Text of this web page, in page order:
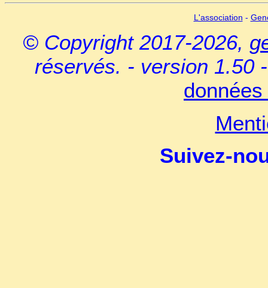
L'association -
© Copyright 2017-2026,
réservés. - version 1.50
Suivez-